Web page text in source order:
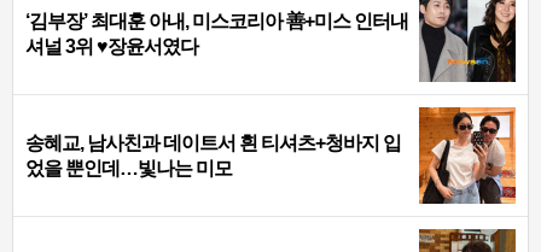
‘김부장’ 최대훈 아내, 미스코리아 善+미스 인터내
셔널 3위 ♥장윤서였다
송혜교, 남사친과 데이트서 흰 티셔츠+청바지 입
었을 뿐인데…빛나는 미모